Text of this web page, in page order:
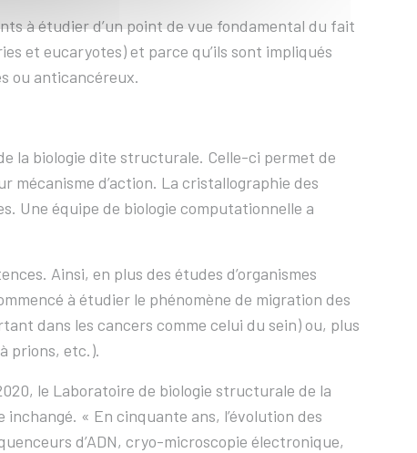
à étudier d’un point de vue fondamental du fait
et eucaryotes) et parce qu’ils sont impliqués
ou anticancéreux.
la biologie dite structurale. Celle-ci permet de
d’action. La cristallographie des
Une équipe de biologie computationnelle a
Ainsi, en plus des études d’organismes
à étudier le phénomène de migration des
dans les cancers comme celui du sein) ou, plus
prions, etc.).
le Laboratoire de biologie structurale de la
« En cinquante ans, l’évolution des
d’ADN, cryo-microscopie électronique,